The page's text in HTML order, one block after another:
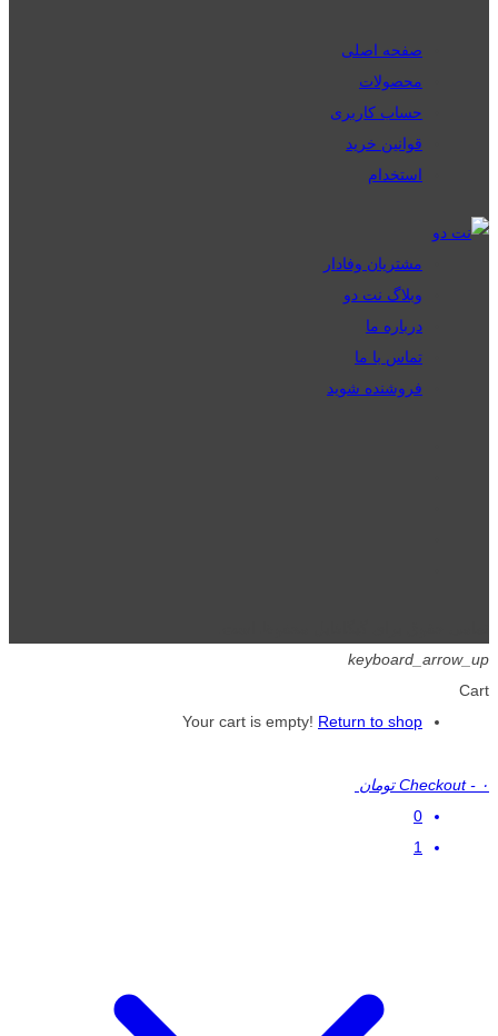
صفحه اصلی
محصولات
حساب کاربری
قوانین خرید
استخدام
مشتریان وفادار
وبلاگ نت دو
درباره ما
تماس با ما
فروشنده شوید
keyboard_arrow_up
Cart
Your cart is empty! Return to shop
Checkout - ۰ تومان
0
1